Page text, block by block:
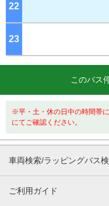
22
23
このバス
※平・土・休の日中の時間帯
にてご確認ください。
車両検索/ラッピングバス
ご利用ガイド